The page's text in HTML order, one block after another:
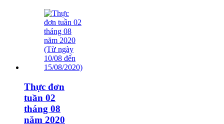
Thực đơn
tuần 02
tháng 08
năm 2020